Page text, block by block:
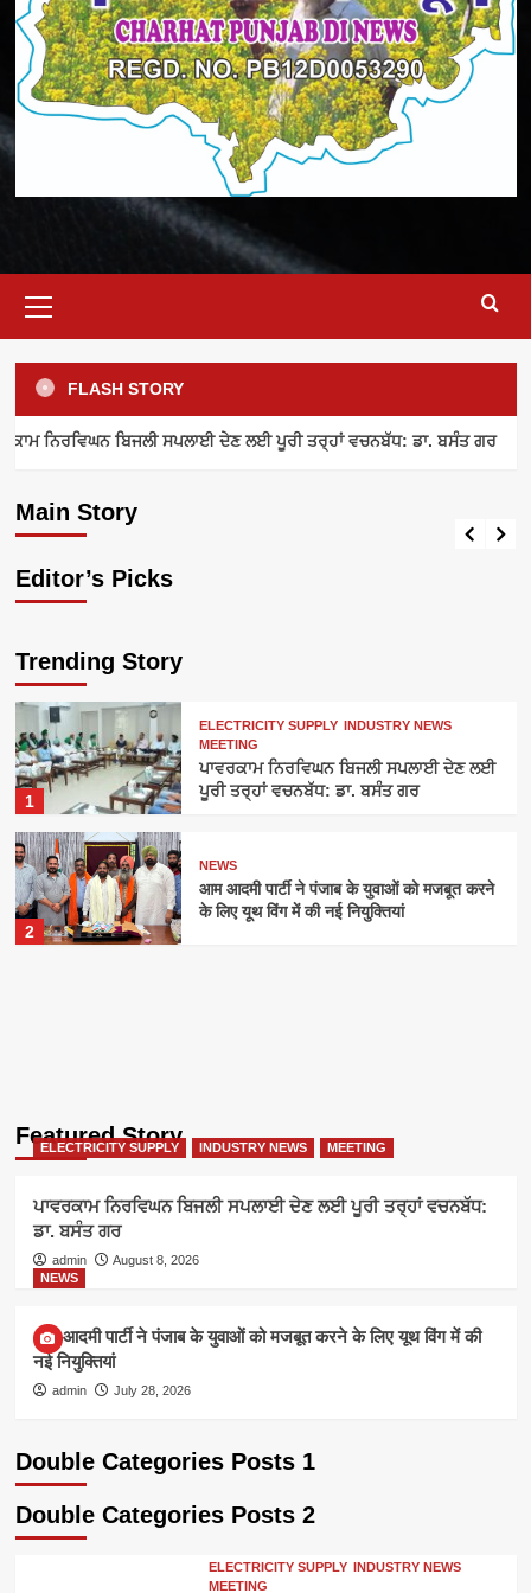
Menu
FLASH STORY
ਨਿਰਵਿਘਨ ਬਿਜਲੀ ਸਪਲਾਈ ਦੇਣ ਲਈ ਪੂਰੀ ਤਰ੍ਹਾਂ ਵਚਨਬੱਧ: ਡਾ. ਬਸੰਤ ਗਰ
Main Story
ELECTRICITY SUPPLY INDUSTRY NEWS MEETING
admin August 8, 2026
Editor’s Picks
Trending Story
1
ELECTRICITY SUPPLY INDUSTRY NEWS
MEETING
ਪਾਵਰਕਾਮ ਨਿਰਵਿਘਨ ਬਿਜਲੀ ਸਪਲਾਈ ਦੇਣ ਲਈ
ਪੂਰੀ ਤਰ੍ਹਾਂ ਵਚਨਬੱਧ: ਡਾ. ਬਸੰਤ ਗਰ
2
NEWS
आम आदमी पार्टी ने पंजाब के युवाओं को मजबूत करने
के लिए यूथ विंग में की नई नियुक्तियां
Featured Story
ELECTRICITY SUPPLY INDUSTRY NEWS MEETING
ਪਾਵਰਕਾਮ ਨਿਰਵਿਘਨ ਬਿਜਲੀ ਸਪਲਾਈ ਦੇਣ ਲਈ ਪੂਰੀ ਤਰ੍ਹਾਂ ਵਚਨਬੱਧ:
ਡਾ. ਬਸੰਤ ਗਰ
admin
August 8, 2026
NEWS
आम आदमी पार्टी ने पंजाब के युवाओं को मजबूत करने के लिए यूथ विंग में की
नई नियुक्तियां
admin July 28, 2026
Double Categories Posts 1
Double Categories Posts 2
ELECTRICITY SUPPLY INDUSTRY NEWS
MEETING